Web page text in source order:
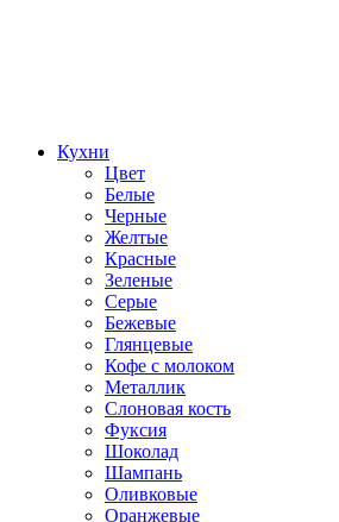
Кухни
Цвет
Белые
Черные
Желтые
Красные
Зеленые
Серые
Бежевые
Глянцевые
Кофе с молоком
Металлик
Слоновая кость
Фуксия
Шоколад
Шампань
Оливковые
Оранжевые